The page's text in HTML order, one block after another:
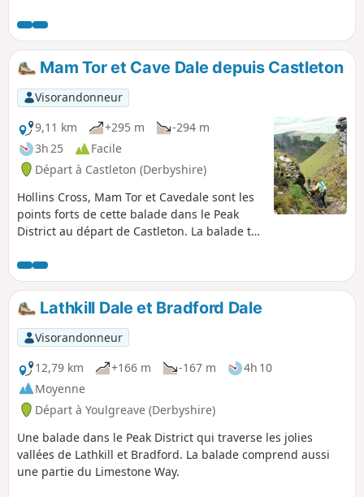
Mam Tor et Cave Dale depuis Castleton
Visorandonneur
9,11 km
+295 m
-294 m
3h 25
Facile
Départ à Castleton (Derbyshire)
Hollins Cross, Mam Tor et Cavedale sont les
points forts de cette balade dans le Peak
District au départ de Castleton. La balade te
du White Peak et suit généralement des
sentiers bien balisés.
Lathkill Dale et Bradford Dale
Visorandonneur
12,79 km
+166 m -167 m
4h 10
Moyenne
Départ à Youlgreave (Derbyshire)
Une balade dans le Peak District qui traverse les jolies
vallées de Lathkill et Bradford. La balade comprend aussi
une partie du Limestone Way.